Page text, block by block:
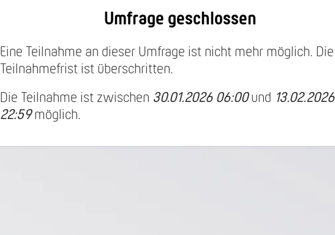
Umfrage geschlossen
Eine Teilnahme an dieser Umfrage ist nicht mehr möglich. Die
Teilnahmefrist ist überschritten.
Die Teilnahme ist zwischen 30.01.2026 06:00und 13.02.2026
22:59möglich.